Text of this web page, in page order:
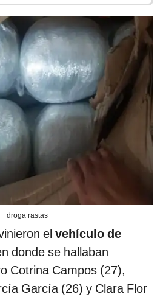
droga rastas
el vehículo de
donde se hallaban
Cotrina Campos (27),
García (26) y Clara Flor